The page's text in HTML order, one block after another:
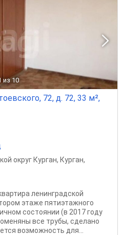
из 10
72, д. 72, 33 м²,
округ Курган, Курган,
ленинградской
этаже пятиэтажного
состоянии (в 2017 году
все трубы, сделано
возможность для...